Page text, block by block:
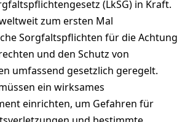
(LkSG) in Kraft.
zum ersten Mal
Sorgfaltspflichten für die Achtung
und den Schutz von
umfassend gesetzlich geregelt.
ein wirksames
einrichten, um Gefahren für